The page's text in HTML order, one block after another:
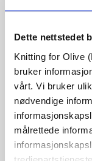
Dette nettstedet
Knitting for Olive
bruker
vårt. Vi bruker
nødvendige
målrettede
Kjøp av garn?
JEG VIL
6 MÅNEDER
18 MÅNEDER
Bruk€100,0mer
Bestillinger som